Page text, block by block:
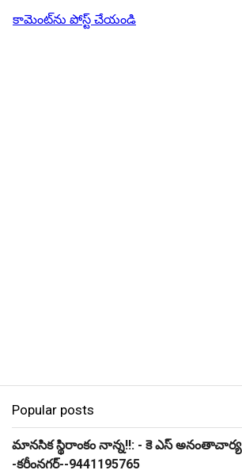
కామెంట్‌ను పోస్ట్ చేయండి
Popular posts
మానసిక స్థిరాంకం నాన్న!!: - కె ఎస్ అనంతాచార్య
-కరీంనగర్--9441195765